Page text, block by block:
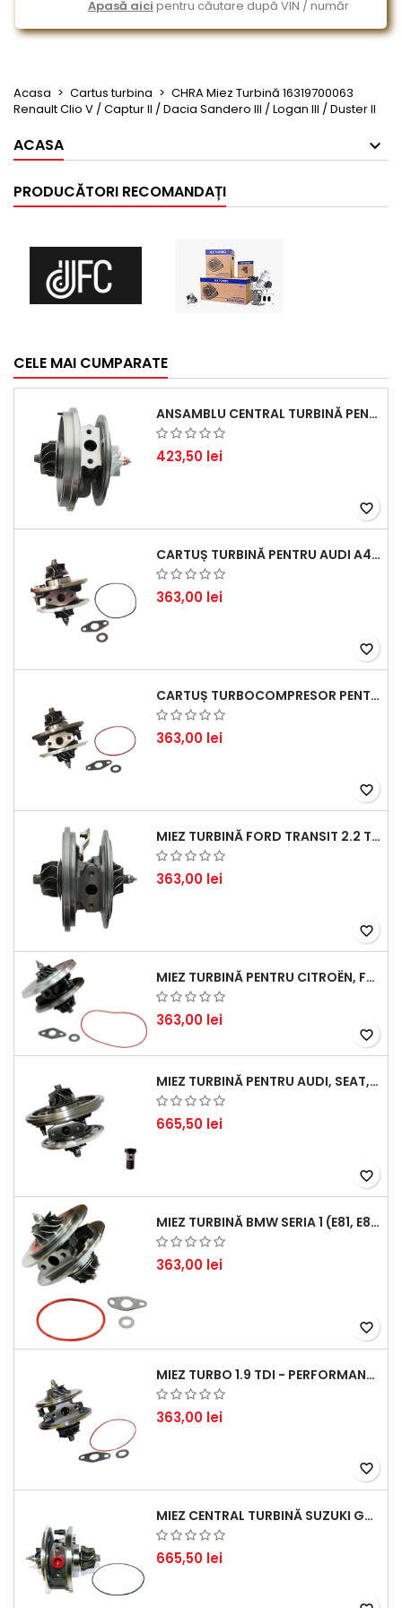
Apasă aici pentru căutare după VIN / număr
Acasa Cartus turbina
CHRA Miez Turbină 16319700063
Renault Clio V / Captur II / Dacia Sandero III / Logan III / Duster II
ACASA
PRODUCĂTORI RECOMANDAȚI
CELE MAI CUMPARATE
ANSAMBLU CENTRAL TURBINĂ PENTRU BMW SERIA 3, SERIA 5 ȘI X3 - PERFORMANȚĂ ȘI FIABILITATE
423,50 lei
favorite_border
CARTUȘ TURBINĂ PENTRU AUDI A4, A6, SKODA SUPERB ȘI VW PASSAT, MOTOR DIESEL 1.9 TDI
363,00 lei
favorite_border
CARTUȘ TURBOCOMPRESOR PENTRU VW, AUDI, SEAT, SKODA - MOTOR DIESEL 2.0 TDI
363,00 lei
favorite_border
MIEZ TURBINĂ FORD TRANSIT 2.2 TDCI (2007-2016)
363,00 lei
favorite_border
MIEZ TURBINĂ PENTRU CITROËN, FORD, MAZDA, MINI, PEUGEOT ȘI VOLVO - MOTORIZĂRI 1.6 HDI ȘI 1.6 D
363,00 lei
favorite_border
MIEZ TURBINĂ PENTRU AUDI, SEAT, SKODA ȘI VOLKSWAGEN - MOTORIZĂRI 2.0 TDI 103KW 140CP
665,50 lei
favorite_border
MIEZ TURBINĂ BMW SERIA 1 (E81, E87) 120 D - CREȘTEȚI PERFORMANȚA ȘI RĂSPUNSUL MOTORULUI
363,00 lei
favorite_border
MIEZ TURBO 1.9 TDI - PERFORMANȚĂ FIABILĂ PENTRU AUDI, SEAT, SKODA ȘI VW
363,00 lei
favorite_border
MIEZ CENTRAL TURBINĂ SUZUKI GRAND ESCUDO II 1.9 DDIS TRACȚIUNE INTEGRALĂ - MOTORIZARE 1.9L, 95 KW (129 CP)
665,50 lei